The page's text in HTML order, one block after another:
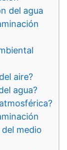
del agua
aire?
agua?
medio